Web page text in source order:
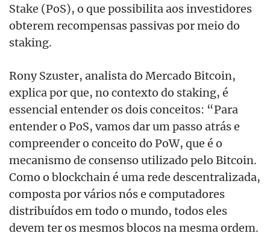
Stake (PoS), o que possibilita aos investidores
obterem recompensas passivas por meio do
staking.
Rony Szuster, analista do Mercado Bitcoin,
explica por que, no contexto do staking, é
essencial entender os dois conceitos: “Para
entender o PoS, vamos dar um passo atrás e
compreender o conceito do PoW, que é o
mecanismo de consenso utilizado pelo Bitcoin.
Como o blockchain é uma rede descentralizada,
composta por vários nós e computadores
distribuídos em todo o mundo, todos eles
devem ter os mesmos blocos na mesma ordem.